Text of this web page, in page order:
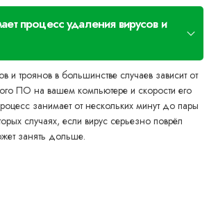
процесс удаления вирусов и
и троянов в большинстве случаев зависит от
ПО на вашем компьютере и скорости его
занимает от нескольких минут до пары
случаях, если вирус серьезно поврёл
занять дольше.